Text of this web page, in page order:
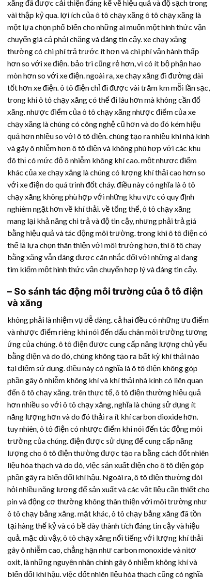
xăng đã được cải thiện đáng kể về hiệu quả và độ sạch trong
vài thập kỷ qua. lợi ích của ô tô chạy xăng ô tô chạy xăng là
một lựa chọn phổ biến cho những ai muốn một hình thức vận
chuyển giá cả phải chăng và đáng tin cậy. xe chạy xăng
thường có chi phí trả trước ít hơn và chi phí vận hành thấp
hơn so với xe điện. bảo trì cũng rẻ hơn, vì có ít bộ phận hao
mòn hơn so với xe điện. ngoài ra, xe chạy xăng đi đường dài
tốt hơn xe điện. ô tô điện chỉ đi được vài trăm km mỗi lần sạc,
trong khi ô tô chạy xăng có thể đi lâu hơn mà không cần đổ
xăng. nhược điểm của ô tô chạy xăng nhược điểm của xe
chạy xăng là chúng có công nghệ cũ hơn và do đó kém hiệu
quả hơn nhiều so với ô tô điện. chúng tạo ra nhiều khí nhà kính
và gây ô nhiễm hơn ô tô điện và không phù hợp với các khu
đô thị có mức độ ô nhiễm không khí cao. một nhược điểm
khác của xe chạy xăng là chúng có lượng khí thải cao hơn so
với xe điện do quá trình đốt cháy. điều này có nghĩa là ô tô
chạy xăng không phù hợp với những khu vực có quy định
nghiêm ngặt hơn về khí thải. về tổng thể, ô tô chạy xăng
mang lại khả năng chi trả và độ tin cậy, nhưng phải trả giá
bằng hiệu quả và tác động môi trường. trong khi ô tô điện có
thể là lựa chọn thân thiện với môi trường hơn, thì ô tô chạy
bằng xăng vẫn đáng được cân nhắc đối với những ai đang
tìm kiếm một hình thức vận chuyển hợp lý và đáng tin cậy.
– So sánh tác động môi trường của ô tô điện
và xăng
không phải là nhiệm vụ dễ dàng. cả hai đều có những ưu điểm
và nhược điểm riêng khi nói đến dấu chân môi trường tương
ứng của chúng. ô tô điện được cung cấp năng lượng chủ yếu
bằng điện và do đó, chúng không tạo ra bất kỳ khí thải nào
tại điểm sử dụng. điều này có nghĩa là ô tô điện không góp
phần gây ô nhiễm không khí và khí thải nhà kính có liên quan
đến ô tô chạy xăng. trên thực tế, ô tô điện thường hiệu quả
hơn nhiều so với ô tô chạy xăng, nghĩa là chúng sử dụng ít
năng lượng hơn và do đó thải ra ít khí carbon dioxide hơn.
tuy nhiên, ô tô điện có nhược điểm khi nói đến tác động môi
trường của chúng. điện được sử dụng để cung cấp năng
lượng cho ô tô điện thường được tạo ra bằng cách đốt nhiên
liệu hóa thạch và do đó, việc sản xuất điện cho ô tô điện góp
phần gây ra biến đổi khí hậu. Ngoài ra, ô tô điện thường đòi
hỏi nhiều năng lượng để sản xuất và các vật liệu cần thiết cho
pin và động cơ thường không thân thiện với môi trường như
ô tô chạy bằng xăng. mặt khác, ô tô chạy bằng xăng đã tồn
tại hàng thế kỷ và có bề dày thành tích đáng tin cậy và hiệu
quả. mặc dù vậy, ô tô chạy xăng nổi tiếng với lượng khí thải
gây ô nhiễm cao, chẳng hạn như carbon monoxide và nitơ
oxit, là những nguyên nhân chính gây ô nhiễm không khí và
biến đổi khí hậu. việc đốt nhiên liệu hóa thạch cũng có nghĩa